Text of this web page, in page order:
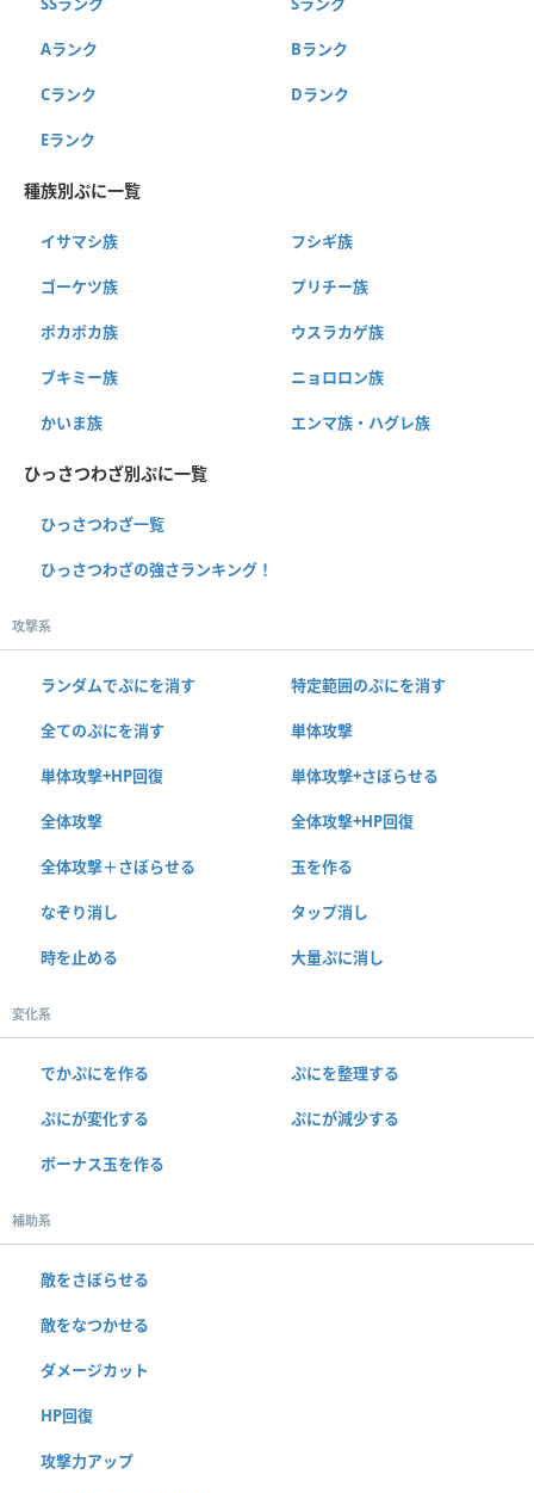
Aランク Bランク
Cランク Dランク
Eランク
種族別ぷに一覧
イサマシ族 フシギ族
ゴーケツ族 プリチー族
ポカポカ族 ウスラカゲ族
ブキミー族 ニョロロン族
かいま族 エンマ族・ハグレ族
ひっさつわざ別ぷに一覧
ひっさつわざ一覧
ひっさつわざの強さランキング！
攻撃系
ランダムでぷにを消す 特定範囲のぷにを消す
全てのぷにを消す 単体攻撃
単体攻撃+HP回復 単体攻撃+さぼらせる
全体攻撃 全体攻撃+HP回復
全体攻撃＋さぼらせる 玉を作る
なぞり消し タップ消し
時を止める 大量ぷに消し
変化系
でかぷにを作る ぷにを整理する
ぷにが変化する ぷにが減少する
ボーナス玉を作る
補助系
敵をさぼらせる
敵をなつかせる
ダメージカット
HP回復
攻撃力アップ